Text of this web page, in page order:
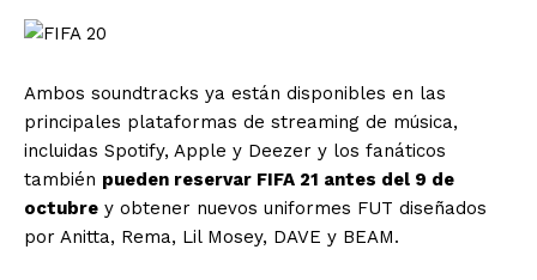
Ambos soundtracks ya están disponibles en las
principales plataformas de streaming de música,
incluidas Spotify, Apple y Deezer y los fanáticos
también pueden reservar FIFA 21 antes del 9 de
octubre y obtener nuevos uniformes FUT diseñados
por Anitta, Rema, Lil Mosey, DAVE y BEAM.